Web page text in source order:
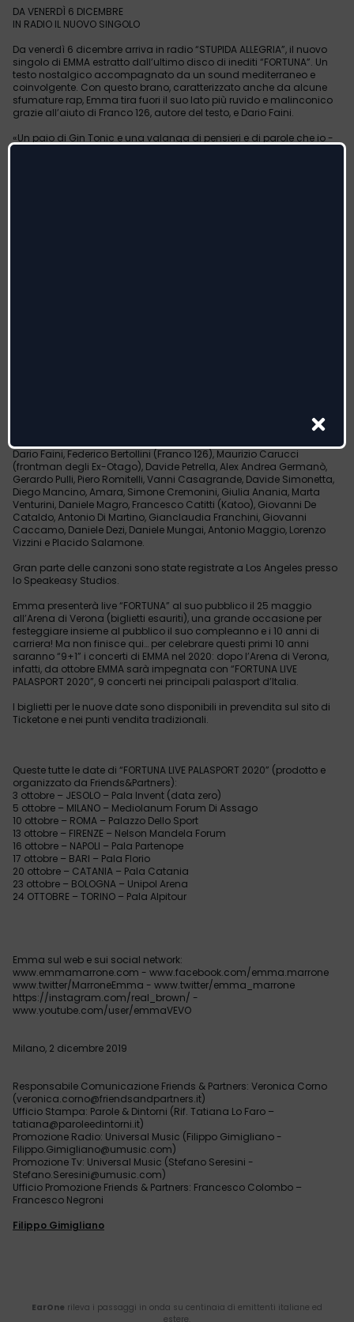
DA VENERDÌ 6 DICEMBRE
IN RADIO IL NUOVO SINGOLO
Da venerdì 6 dicembre arriva in radio “STUPIDA ALLEGRIA”, il nuovo
singolo di EMMA estratto dall’ultimo disco di inediti “FORTUNA”. Un
testo nostalgico accompagnato da un sound mediterraneo e
coinvolgente. Con questo brano, caratterizzato anche da alcune
sfumature rap, Emma tira fuori il suo lato più ruvido e malinconico
grazie all’aiuto di Franco 126, autore del testo, e Dario Faini.
«Un paio di Gin Tonic e una valanga di pensieri e di parole che io -
Dario Faini, Federico Bertollini (Franco 126), Maurizio Carucci
(frontman degli Ex-Otago), Davide Petrella, Alex Andrea Germanò,
Gerardo Pulli, Piero Romitelli, Vanni Casagrande, Davide Simonetta,
Diego Mancino, Amara, Simone Cremonini, Giulia Anania, Marta
Venturini, Daniele Magro, Francesco Catitti (Katoo), Giovanni De
Cataldo, Antonio Di Martino, Gianclaudia Franchini, Giovanni
Caccamo, Daniele Dezi, Daniele Mungai, Antonio Maggio, Lorenzo
Vizzini e Placido Salamone.
Gran parte delle canzoni sono state registrate a Los Angeles presso
lo Speakeasy Studios.
Emma presenterà live “FORTUNA” al suo pubblico il 25 maggio
all’Arena di Verona (biglietti esauriti), una grande occasione per
festeggiare insieme al pubblico il suo compleanno e i 10 anni di
carriera! Ma non finisce qui… per celebrare questi primi 10 anni
saranno “9+1” i concerti di EMMA nel 2020: dopo l’Arena di Verona,
infatti, da ottobre EMMA sarà impegnata con “FORTUNA LIVE
PALASPORT 2020”, 9 concerti nei principali palasport d’Italia.
I biglietti per le nuove date sono disponibili in prevendita sul sito di
Ticketone e nei punti vendita tradizionali.
Queste tutte le date di “FORTUNA LIVE PALASPORT 2020” (prodotto e
organizzato da Friends&Partners):
3 ottobre – JESOLO – Pala Invent (data zero)
5 ottobre – MILANO – Mediolanum Forum Di Assago
10 ottobre – ROMA – Palazzo Dello Sport
13 ottobre – FIRENZE – Nelson Mandela Forum
16 ottobre – NAPOLI – Pala Partenope
17 ottobre – BARI – Pala Florio
20 ottobre – CATANIA – Pala Catania
23 ottobre – BOLOGNA – Unipol Arena
24 OTTOBRE – TORINO – Pala Alpitour
Emma sul web e sui social network:
www.emmamarrone.com - www.facebook.com/emma.marrone
www.twitter/MarroneEmma - www.twitter/emma_marrone
https://instagram.com/real_brown/ -
www.youtube.com/user/emmaVEVO
Milano, 2 dicembre 2019
Responsabile Comunicazione Friends & Partners: Veronica Corno
(veronica.corno@friendsandpartners.it)
Ufficio Stampa: Parole & Dintorni (Rif. Tatiana Lo Faro –
tatiana@paroleedintorni.it)
Promozione Radio: Universal Music (Filippo Gimigliano -
Filippo.Gimigliano@umusic.com)
Promozione Tv: Universal Music (Stefano Seresini -
Stefano.Seresini@umusic.com)
Ufficio Promozione Friends & Partners: Francesco Colombo –
Francesco Negroni
Filippo Gimigliano
EarOne rileva i passaggi in onda su centinaia di emittenti italiane ed
estere.